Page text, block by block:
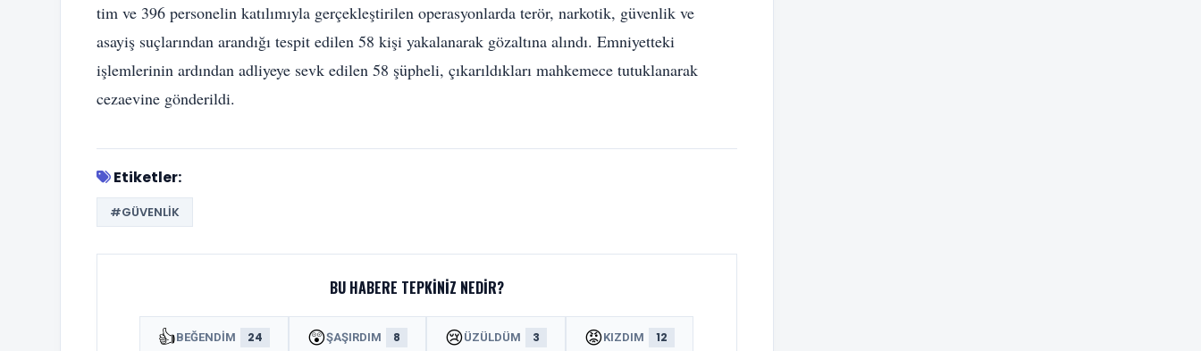
tim ve 396 personelin katılımıyla gerçekleştirilen operasyonlarda terör, narkotik, güvenlik ve
asayiş suçlarından arandığı tespit edilen 58 kişi yakalanarak gözaltına alındı. Emniyetteki
işlemlerinin ardından adliyeye sevk edilen 58 şüpheli, çıkarıldıkları mahkemece tutuklanarak
cezaevine gönderildi.
Etiketler:
#GÜVENLIK
BU HABERE TEPKINIZ NEDIR?
👍BEĞENDIM 24 😲ŞAŞIRDIM 8 😢ÜZÜLDÜM 3 😡KIZDIM 12